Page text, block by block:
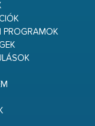
PROGRAMOK